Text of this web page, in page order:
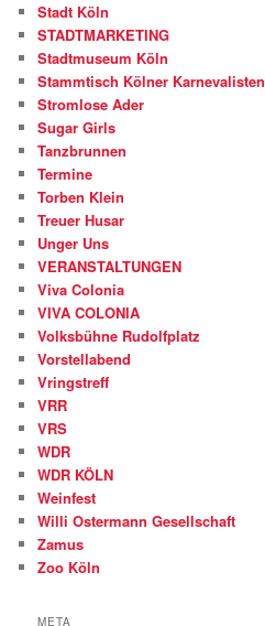
Stadt Köln
STADTMARKETING
Stadtmuseum Köln
Stammtisch Kölner Karnevalisten
Stromlose Ader
Sugar Girls
Tanzbrunnen
Termine
Torben Klein
Treuer Husar
Unger Uns
VERANSTALTUNGEN
Viva Colonia
VIVA COLONIA
Volksbühne Rudolfplatz
Vorstellabend
Vringstreff
VRR
VRS
WDR
WDR KÖLN
Weinfest
Willi Ostermann Gesellschaft
Zamus
Zoo Köln
META